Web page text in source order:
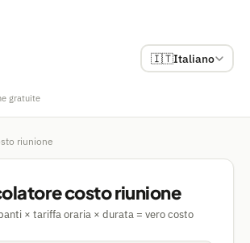
gratuite
🇮🇹Italiano
riunione
costo riunione
× tariffa oraria × durata = vero costo